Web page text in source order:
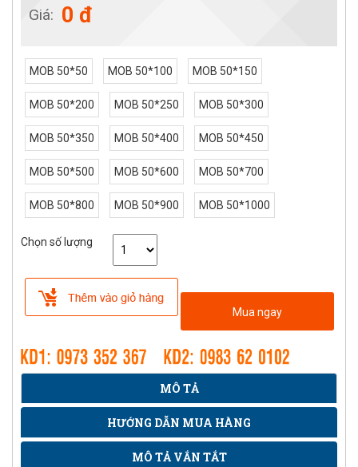
Giá: 0 đ
MOB 50*50 MOB 50*100 MOB 50*150
MOB 50*200 MOB 50*250 MOB 50*300
MOB 50*350 MOB 50*400 MOB 50*450
MOB 50*500 MOB 50*600 MOB 50*700
MOB 50*800 MOB 50*900 MOB 50*1000
Chọn số lượng
Mua ngay
MÔ TẢ
HƯỚNG DẪN MUA HÀNG
MÔ TẢ VẮN TẮT